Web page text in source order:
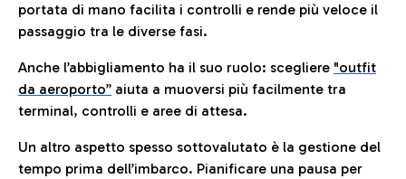
portata di mano facilita i controlli e rende più veloce il
passaggio tra le diverse fasi.
Anche l’abbigliamento ha il suo ruolo: scegliere "outfit
da aeroporto” aiuta a muoversi più facilmente tra
terminal, controlli e aree di attesa.
Un altro aspetto spesso sottovalutato è la gestione del
tempo prima dell’imbarco. Pianificare una pausa per